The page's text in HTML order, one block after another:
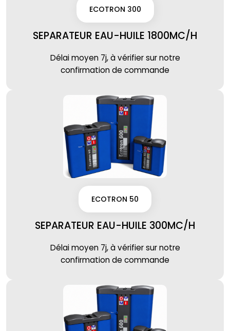
ECOTRON 300
SEPARATEUR EAU-HUILE 1800MC/H
Délai moyen 7j, à vérifier sur notre
confirmation de commande
ECOTRON 50
SEPARATEUR EAU-HUILE 300MC/H
Délai moyen 7j, à vérifier sur notre
confirmation de commande